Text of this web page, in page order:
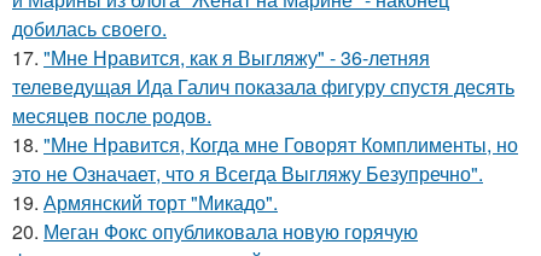
добилась своего.
17. "Мне Нравится, как я Выгляжу" - 36-летняя
телеведущая Ида Галич показала фигуру спустя десять
месяцев после родов.
18. "Мне Нравится, Когда мне Говорят Комплименты, но
это не Означает, что я Всегда Выгляжу Безупречно".
19. Армянский торт "Микадо".
20. Меган Фокс опубликовала новую горячую